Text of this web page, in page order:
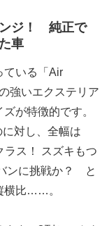
ンジ！ 純正で
車
ている「Air
強いエクステリア
が特徴的です。
対し、全幅は
ラス！ スズキもつ
ンに挑戦か？ と
横比……。